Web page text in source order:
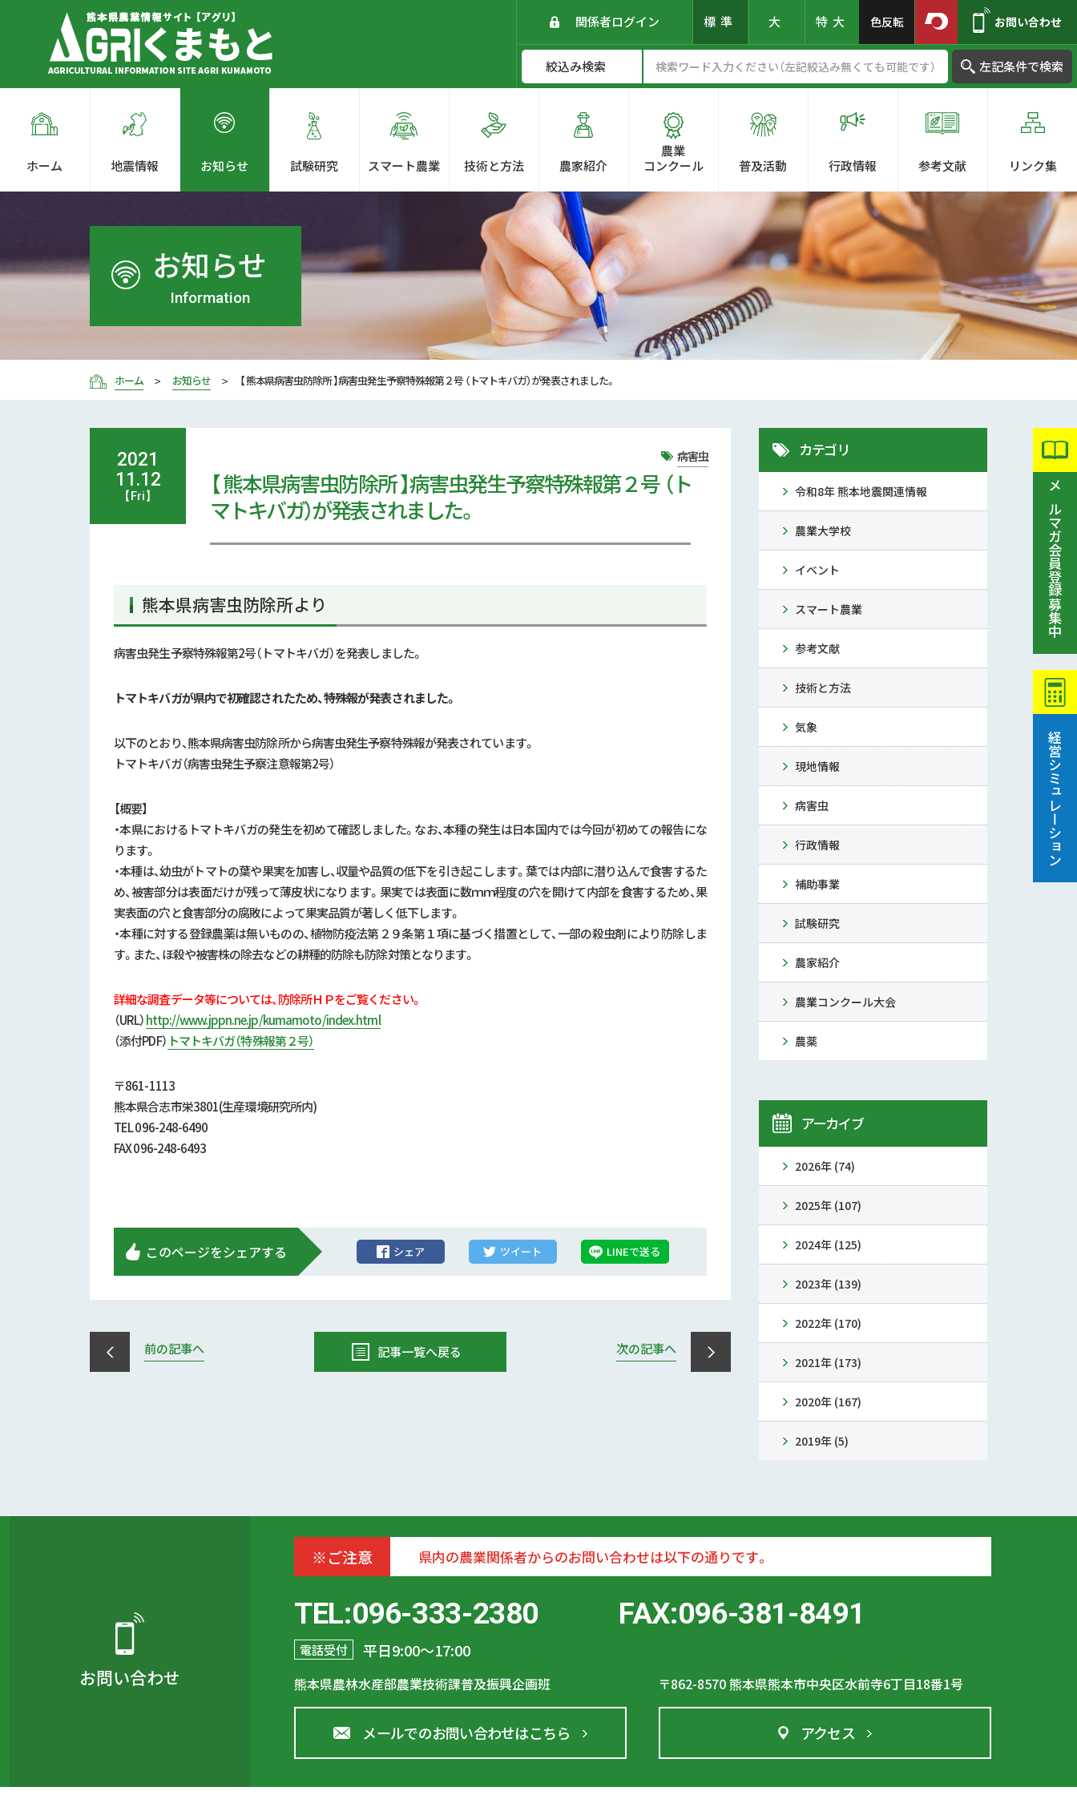
関係者ログイン 標準 大 特大 色反転 お問い合わせ
左記条件で検索
ホーム 地震情報 お知らせ 試験研究 スマート農業 技術と方法 農家紹介
農業
コンクール
普及活動 行政情報 参考文献 リンク集
お知らせ
Information
ホーム お知らせ 【 熊本県病害虫防除所 】病害虫発生予察特殊報第２号 （トマトキバガ）が発表されました。
メルマガ会員登録募集中
経営シミュレーション
2021
11.12
【Fri】
【 熊本県病害虫防除所 】病害虫発生予察特殊報第２号 （ト
マトキバガ）が発表されました。
熊本県病害虫防除所より
病害虫発生予察特殊報第2号（トマトキバガ）を発表しました。
トマトキバガが県内で初確認されたため、特殊報が発表されました。
以下のとおり、熊本県病害虫防除所から病害虫発生予察特殊報が発表されています。
トマトキバガ（病害虫発生予察注意報第2号）
【概要】
・本県におけるトマトキバガの発生を初めて確認しました。なお、本種の発生は日本国内では今回が初めての報告にな
ります。
・本種は、幼虫がトマトの葉や果実を加害し、収量や品質の低下を引き起こします。葉では内部に潜り込んで食害するた
め、被害部分は表面だけが残って薄皮状になります。果実では表面に数ｍｍ程度の穴を開けて内部を食害するため、果
実表面の穴と食害部分の腐敗によって果実品質が著しく低下します。
・本種に対する登録農薬は無いものの、植物防疫法第２９条第１項に基づく措置として、一部の殺虫剤により防除しま
す。また、ほ殺や被害株の除去などの耕種的防除も防除対策となります。
詳細な調査データ等については、防除所ＨＰをご覧ください。
（URL）http://www.jppn.ne.jp/kumamoto/index.html
（添付PDF） トマトキバガ（特殊報第２号）
〒861-1113
熊本県合志市栄3801(生産環境研究所内)
TEL 096-248-6490
FAX 096-248-6493
このページをシェアする シェア ツイート LINEで送る
病害虫
前の記事へ 次の記事へ
記事一覧へ戻る
カテゴリ
令和8年 熊本地震関連情報
農業大学校
イベント
スマート農業
参考文献
技術と方法
気象
現地情報
病害虫
行政情報
補助事業
試験研究
農家紹介
農業コンクール大会
農薬
アーカイブ
2026年 (74)
2025年 (107)
2024年 (125)
2023年 (139)
2022年 (170)
2021年 (173)
2020年 (167)
2019年 (5)
お問い合わせ
※ご注意 県内の農業関係者からのお問い合わせは以下の通りです。
TEL:096-333-2380
電話受付 平日9:00〜17:00
FAX:096-381-8491
熊本県農林水産部農業技術課普及振興企画班 〒862-8570熊本県熊本市中央区水前寺6丁目18番1号
メールでのお問い合わせはこちら アクセス